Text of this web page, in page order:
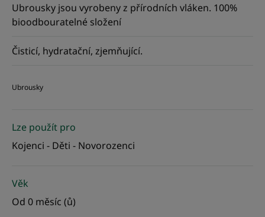
Ubrousky jsou vyrobeny z přírodních vláken. 100%
bioodbouratelné složení
Čisticí, hydratační, zjemňující.
Ubrousky
Lze použít pro
Kojenci - Děti - Novorozenci
Věk
Od 0 měsíc (ů)